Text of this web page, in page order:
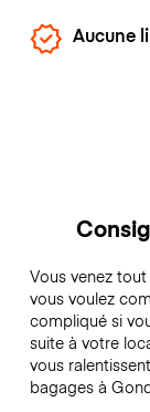
Aucune
Vous venez
vous voulez
compliqué si
suite à votre
vous
bagages à